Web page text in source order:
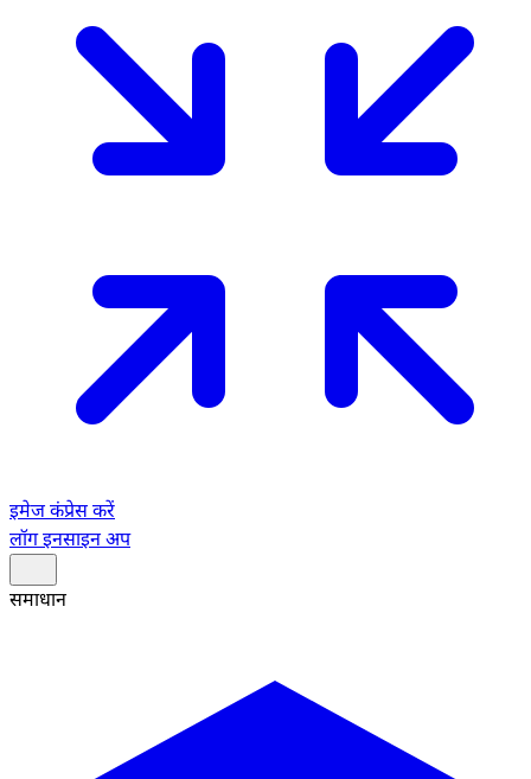
इमेज कंप्रेस करें
लॉग इनसाइन अप
समाधान